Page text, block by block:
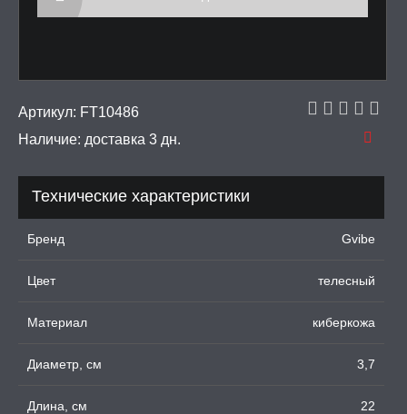
НА ЧЛЕН
ВИБРОЯЙЦА,
КЕГЕЛЯ
ПОМПЫ
ПРИКОЛЫ,
Артикул: FT10486
Наличие: доставка 3 дн.
Технические характеристики
Бренд Gvibe
Цвет телесный
Материал киберкожа
Диаметр, см 3,7
Длина, см 22